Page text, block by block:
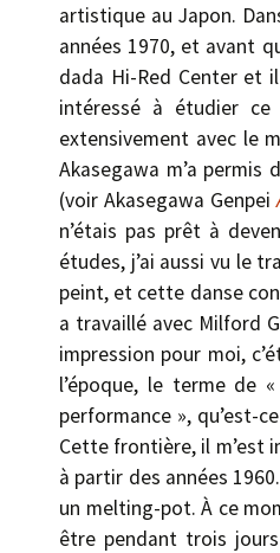
artistique au Japon.
années 1970, et avant
dada Hi-Red Center et
intéressé à étudier ce
extensivement avec le
Akasegawa m’a
(voir Akasegawa Genpei
n’étais pas prêt à
études, j’ai aussi vu le
peint, et cette danse
a travaillé avec Milford
impression pour moi,
l’époque, le terme de
performance », qu’est-
Cette frontière, il m’est
à partir des années
un melting-pot. À ce
être pendant trois